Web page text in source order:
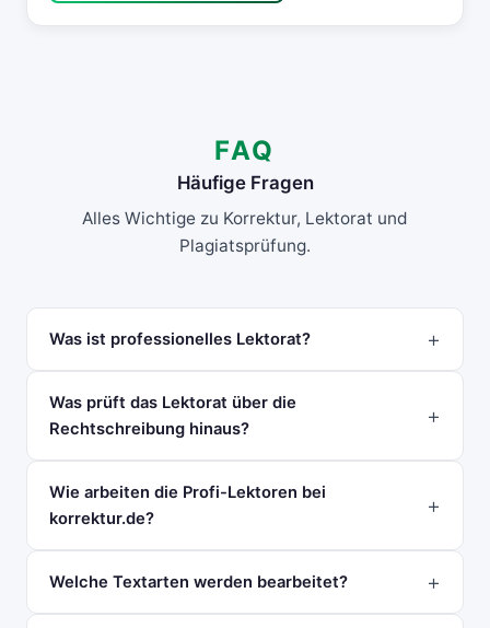
FAQ
Häufige Fragen
Alles Wichtige zu Korrektur, Lektorat und
Plagiatsprüfung.
Was ist professionelles Lektorat?
Was prüft das Lektorat über die
Rechtschreibung hinaus?
Wie arbeiten die Profi-Lektoren bei
korrektur.de?
Welche Textarten werden bearbeitet?